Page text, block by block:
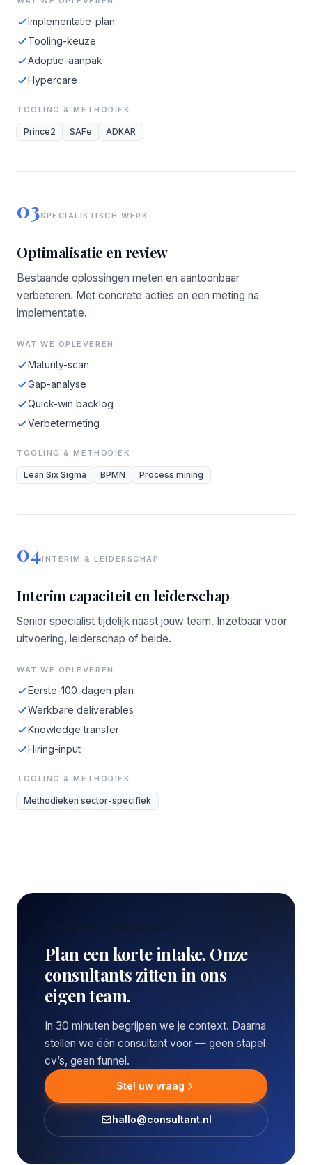
Implementatie-plan
Tooling-keuze
Adoptie-aanpak
Hypercare
TOOLING & METHODIEK
Prince2 SAFe ADKAR
03SPECIALISTISCH WERK
Optimalisatie en review
Bestaande oplossingen meten en aantoonbaar
verbeteren. Met concrete acties en een meting na
implementatie.
WAT WE OPLEVEREN
Maturity-scan
Gap-analyse
Quick-win backlog
Verbetermeting
TOOLING & METHODIEK
Lean Six Sigma BPMN Process mining
04INTERIM & LEIDERSCHAP
Interim capaciteit en leiderschap
Senior specialist tijdelijk naast jouw team. Inzetbaar voor
uitvoering, leiderschap of beide.
WAT WE OPLEVEREN
Eerste-100-dagen plan
Werkbare deliverables
Knowledge transfer
Hiring-input
TOOLING & METHODIEK
Methodieken sector-specifiek
CONCREET VRAAGSTUK?
Plan een korte intake. Onze
consultants zitten in ons
eigen team.
In 30 minuten begrijpen we je context. Daarna
stellen we één consultant voor — geen stapel
cv’s, geen funnel.
Stel uw vraag
hallo@consultant.nl